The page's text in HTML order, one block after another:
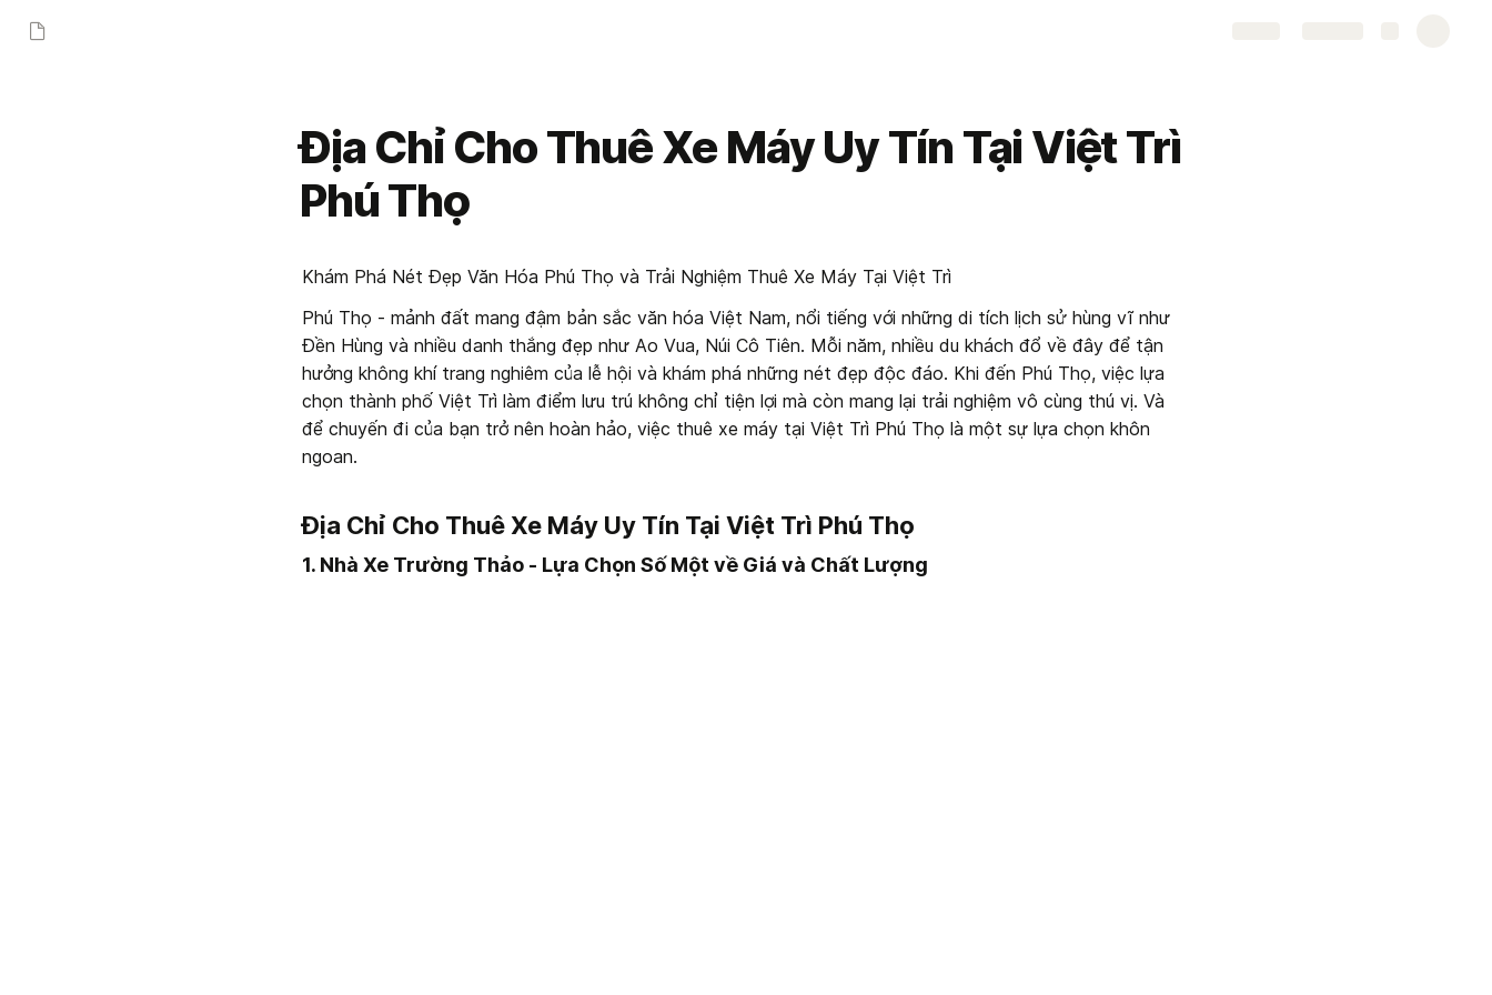
Địa Chỉ Cho Thuê Xe Máy Uy Tín Tại Việt Trì
Phú Thọ
Khám Phá Nét Đẹp Văn Hóa Phú Thọ và Trải Nghiệm Thuê Xe Máy Tại Việt Trì
Phú Thọ - mảnh đất mang đậm bản sắc văn hóa Việt Nam, nổi tiếng với những di tích lịch sử hùng vĩ như
Đền Hùng và nhiều danh thắng đẹp như Ao Vua, Núi Cô Tiên. Mỗi năm, nhiều du khách đổ về đây để tận
hưởng không khí trang nghiêm của lễ hội và khám phá những nét đẹp độc đáo. Khi đến Phú Thọ, việc lựa
chọn thành phố Việt Trì làm điểm lưu trú không chỉ tiện lợi mà còn mang lại trải nghiệm vô cùng thú vị. Và
để chuyến đi của bạn trở nên hoàn hảo, việc thuê xe máy tại Việt Trì Phú Thọ là một sự lựa chọn khôn
ngoan.
Địa Chỉ Cho Thuê Xe Máy Uy Tín Tại Việt Trì Phú Thọ
1. Nhà Xe Trường Thảo - Lựa Chọn Số Một về Giá và Chất Lượng